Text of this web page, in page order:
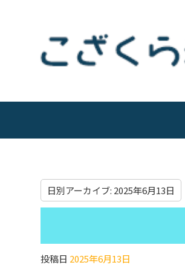
日別アーカイブ: 2025年6月13日
投稿日 2025年6月13日